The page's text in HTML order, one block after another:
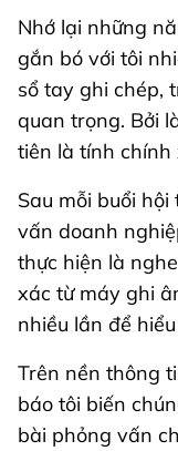
Nhớ lại những
gắn bó với tôi
sổ tay ghi chép,
quan trọng. Bởi
tiên là tính chính
Sau mỗi buổi
vấn doanh
thực hiện là
xác từ máy ghi
nhiều lần để
Trên nền thông
báo tôi biến
bài phỏng vấn